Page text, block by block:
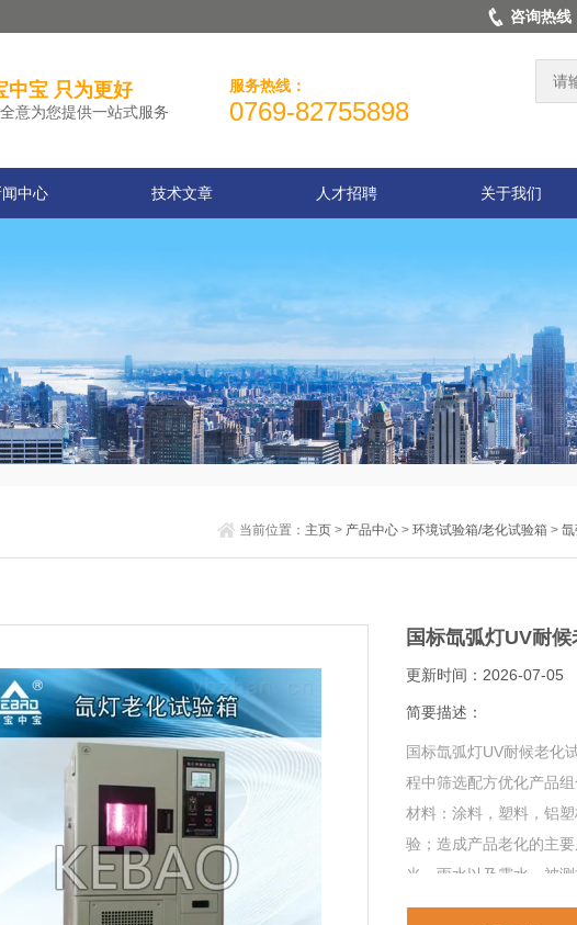
咨询热
中宝 只为更好
意为您提供一站式服务
服务热线：
0769-82755898
闻中心 技术文章 人才招聘 关于我们
当前位置： 主页 > 产品中心 >环境试验箱/老化试验箱 >
国标氙弧灯UV耐
更新时间：2026-07-05
简要描述：
国标氙弧灯UV耐候老化
程中筛选配方优化产品
材料：涂料，塑料，铝
验；造成产品老化的主
光，雨水以及露水，被
环程序环境下进行测试